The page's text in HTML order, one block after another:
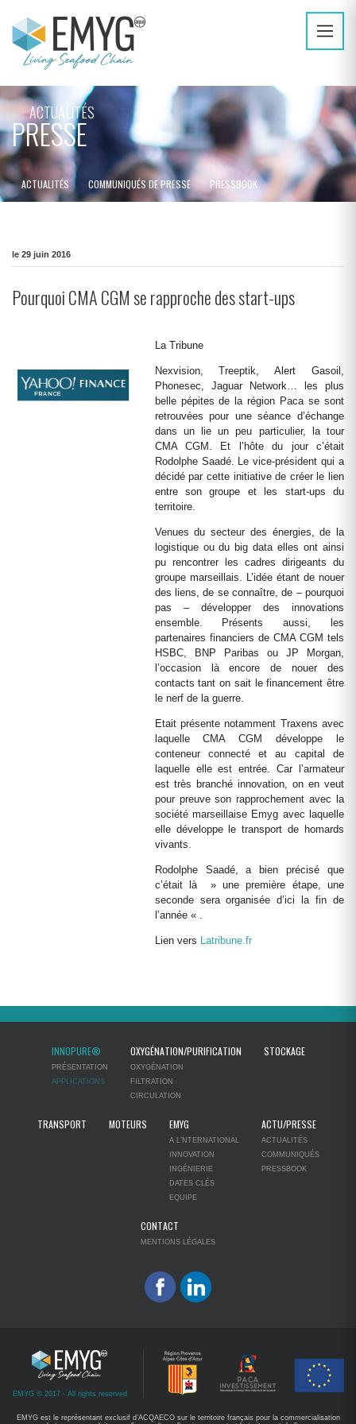
ACTUALITÉS
PRESSE
ACTUALITÉS COMMUNIQUÉS DE PRESSE PRESSBOOK
le 29 juin 2016
Pourquoi CMA CGM se rapproche des start-ups
La Tribune
Nexvision, Treeptik, Alert Gasoil,
Phonesec, Jaguar Network… les plus
belle pépites de la région Paca se sont
retrouvées pour une séance d’échange
dans un lie un peu particulier, la tour
CMA CGM. Et l’hôte du jour c’était
Rodolphe Saadé. Le vice-président qui a
décidé par cette initiative de créer le lien
entre son groupe et les start-ups du
territoire.
Venues du secteur des énergies, de la
logistique ou du big data elles ont ainsi
pu rencontrer les cadres dirigeants du
groupe marseillais. L’idée étant de nouer
des liens, de se connaître, de – pourquoi
pas – développer des innovations
ensemble. Présents aussi, les
partenaires financiers de CMA CGM tels
HSBC, BNP Paribas ou JP Morgan,
l’occasion là encore de nouer des
contacts tant on sait le financement être
le nerf de la guerre.
Etait présente notamment Traxens avec
laquelle CMA CGM développe le
conteneur connecté et au capital de
laquelle elle est entrée. Car l’armateur
est très branché innovation, on en veut
pour preuve son rapprochement avec la
société marseillaise Emyg avec laquelle
elle développe le transport de homards
vivants.
Rodolphe Saadé, a bien précisé que
c’était là » une première étape, une
seconde sera organisée d’ici la fin de
l’année « .
Lien vers Latribune.fr
INNOPURE®
PRÉSENTATION
APPLICATIONS
OXYGÉNATION/PURIFICATION
OXYGÉNATION
FILTRATION
CIRCULATION
STOCKAGE
TRANSPORT MOTEURS EMYG
A L’NTERNATIONAL
INNOVATION
INGÉNIERIE
DATES CLÉS
EQUIPE
ACTU/PRESSE
ACTUALITÉS
COMMUNIQUÉS
PRESSBOOK
CONTACT
MENTIONS LÉGALES
EMYG ® 2017 - All rights reserved
EMYG est le représentant exclusif d’ACQAECO sur le territoire français pour la commercialisation